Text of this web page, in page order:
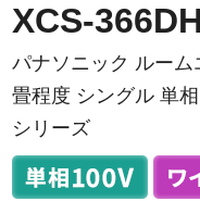
XCS-
パナソニック ルー
畳程度 シングル 単
シリーズ